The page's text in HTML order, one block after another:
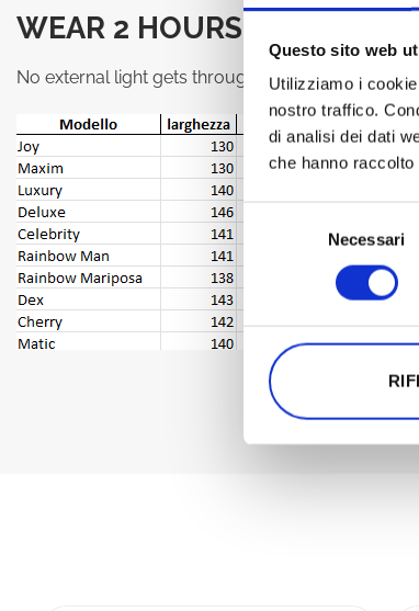
Questo sito web
Utilizziamo i
nostro traffico.
di analisi dei dati
che hanno
del
consenso
Necessari
WEAR 2 HOURS BEFORE
No external light gets through thanks to an extra